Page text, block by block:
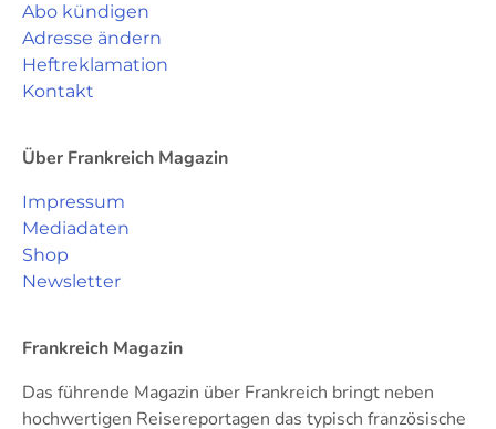
Abo kündigen
Adresse ändern
Heftreklamation
Kontakt
Über Frankreich Magazin
Impressum
Mediadaten
Shop
Newsletter
Frankreich Magazin
Das führende Magazin über Frankreich bringt neben
hochwertigen Reisereportagen das typisch französische